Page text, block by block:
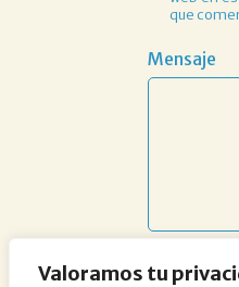
Valoramos tu
que
Mensaje